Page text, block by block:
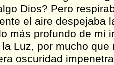
Dios? Pero
el aire despejaba
más profundo de mi
Luz, por mucho que
oscuridad